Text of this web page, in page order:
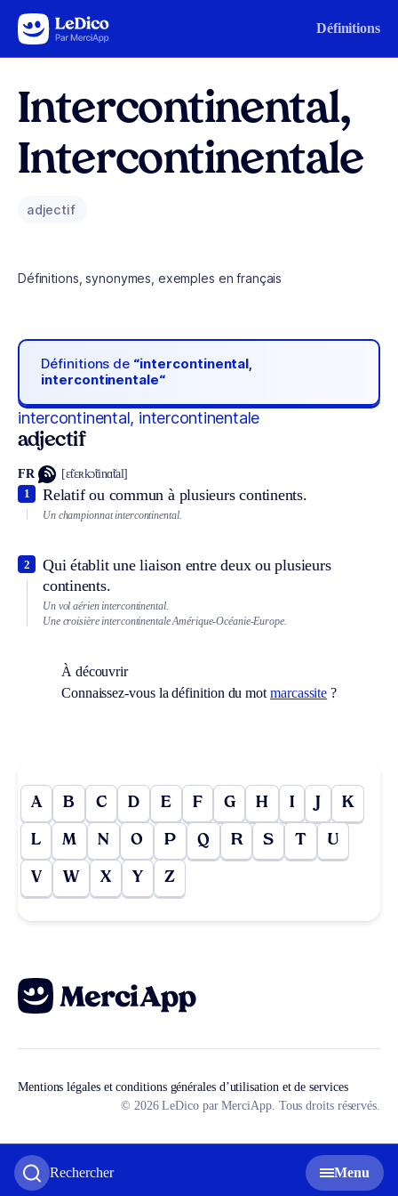
Aller au contenu Définitions
Rechercher Menu
Intercontinental,
Intercontinentale
adjectif
Définitions, synonymes, exemples en français
Définitions de “intercontinental,
intercontinentale“
intercontinental, intercontinentale
adjectif
FR [ɛ̃tɛʀkɔ̃tinɑ̃tal]
Relatif ou commun à plusieurs continents.
1
Un championnat intercontinental.
Qui établit une liaison entre deux ou plusieurs
continents.
2
Un vol aérien intercontinental.
Une croisière intercontinentale Amérique-Océanie-Europe.
À découvrir
Connaissez-vous la définition du mot marcassite ?
A B C D E F G H I J K
L M N O P Q R S T U
V W X Y Z
Mentions légales et conditions générales d’utilisation et de services
© 2026 LeDico par MerciApp. Tous droits réservés.